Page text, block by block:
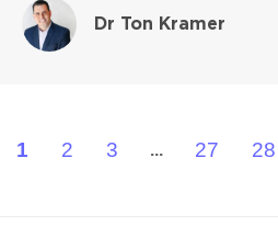
Dr Ton Kramer
1 2 3 ... 27 28